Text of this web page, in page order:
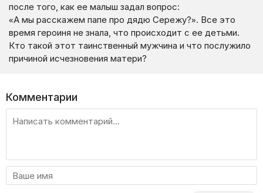
после того, как ее малыш задал вопрос:
«А мы расскажем папе про дядю Сережу?». Все это
время героиня не знала, что происходит с ее детьми.
Кто такой этот таинственный мужчина и что послужило
причиной исчезновения матери?
Комментарии